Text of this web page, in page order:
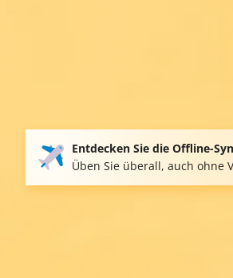
Entdecken Sie die Offline-
Üben Sie überall, auch ohne